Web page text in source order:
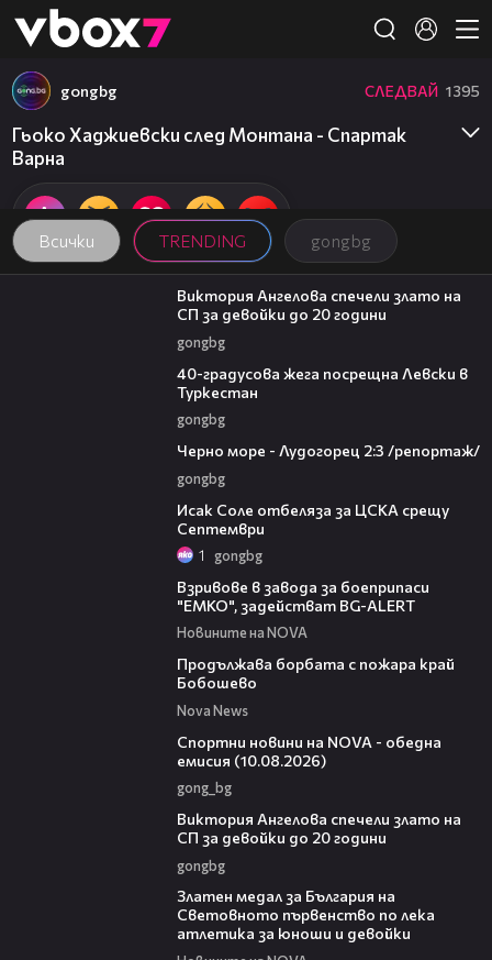
👾
Всички TRENDING gongbg
gongbg СЛЕДВАЙ 1395
Гьоко Хаджиевски след Монтана - Спартак
Варна
01:03
Виктория Ангелова спечели злато на
СП за девойки до 20 години
gongbg
40-градусова жега посрещна Левски в
Туркестан
gongbg
Черно море - Лудогорец 2:3 /репортаж/
gongbg
Исак Соле отбеляза за ЦСКА срещу
Септември
1 gongbg
Взривове в завода за боеприпаси
"ЕМКО", задействат BG-ALERT
Новините на NOVA
Продължава борбата с пожара край
Бобошево
Nova News
Спортни новини на NOVA - обедна
емисия (10.08.2026)
gong_bg
Виктория Ангелова спечели злато на
СП за девойки до 20 години
gongbg
Златен медал за България на
Световното първенство по лека
атлетика за юноши и девойки